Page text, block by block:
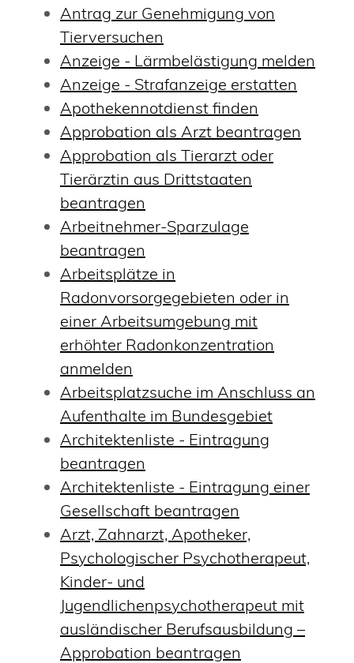
Antrag zur Genehmigung von
Tierversuchen
Anzeige - Lärmbelästigung melden
Anzeige - Strafanzeige erstatten
Apothekennotdienst finden
Approbation als Arzt beantragen
Approbation als Tierarzt oder
Tierärztin aus Drittstaaten
beantragen
Arbeitnehmer-Sparzulage
beantragen
Arbeitsplätze in
Radonvorsorgegebieten oder in
einer Arbeitsumgebung mit
erhöhter Radonkonzentration
anmelden
Arbeitsplatzsuche im Anschluss an
Aufenthalte im Bundesgebiet
Architektenliste - Eintragung
beantragen
Architektenliste - Eintragung einer
Gesellschaft beantragen
Arzt, Zahnarzt, Apotheker,
Psychologischer Psychotherapeut,
Kinder- und
Jugendlichenpsychotherapeut mit
ausländischer Berufsausbildung –
Approbation beantragen